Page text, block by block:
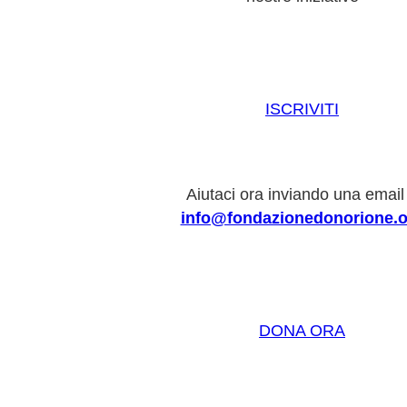
ISCRIVITI
Aiutaci ora inviando una
DONA ORA